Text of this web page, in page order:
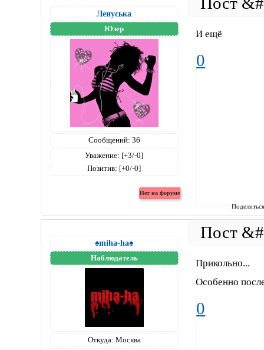
Ленуська
Юзер
Сообщений: 36
Уважение: [+3/-0]
Позитив: [+0/-0]
И ещё
0
♠miha-ha♠
Наблюдатель
Откуда: Москва
Прикольно...
Особенно
0